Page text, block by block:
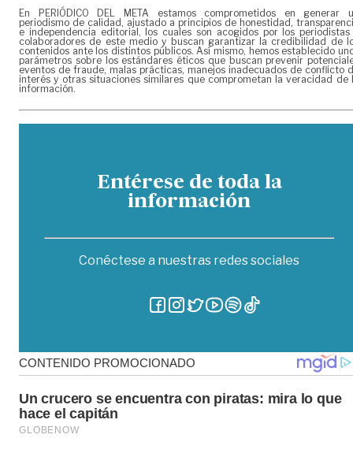
En PERIÓDICO DEL META estamos comprometidos en generar
periodismo de calidad, ajustado a principios de honestidad,
e independencia editorial, los cuales son acogidos por los periodistas
colaboradores de este medio y buscan garantizar la credibilidad de
contenidos ante los distintos públicos. Así mismo, hemos establecido
parámetros sobre los estándares éticos que buscan prevenir
eventos de fraude, malas prácticas, manejos inadecuados de conflicto
interés y otras situaciones similares que comprometan la veracidad de
información.
Entérese de toda la
información
Conéctese a nuestras redes sociales